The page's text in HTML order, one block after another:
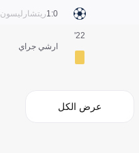
ريتشارليسون0:1
ارشي جراي
22'
عرض الكل